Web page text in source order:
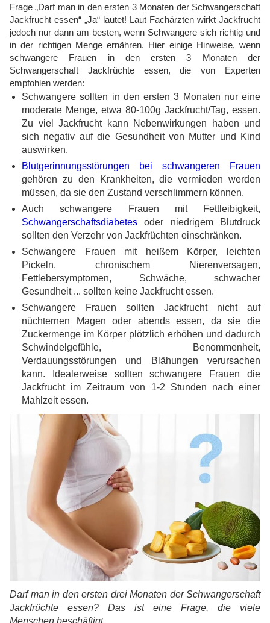
Frage „Darf man in den ersten 3 Monaten der Schwangerschaft
Jackfrucht essen“ „Ja“ lautet! Laut Fachärzten wirkt Jackfrucht
jedoch nur dann am besten, wenn Schwangere sich richtig und
in der richtigen Menge ernähren. Hier einige Hinweise, wenn
schwangere Frauen in den ersten 3 Monaten der
Schwangerschaft Jackfrüchte essen, die von Experten
empfohlen werden:
Schwangere sollten in den ersten 3 Monaten nur eine
moderate Menge, etwa 80-100g Jackfrucht/Tag, essen.
Zu viel Jackfrucht kann Nebenwirkungen haben und
sich negativ auf die Gesundheit von Mutter und Kind
auswirken.
Blutgerinnungsstörungen bei schwangeren Frauen
gehören zu den Krankheiten, die vermieden werden
müssen, da sie den Zustand verschlimmern können.
Auch schwangere Frauen mit Fettleibigkeit,
Schwangerschaftsdiabetes oder niedrigem Blutdruck
sollten den Verzehr von Jackfrüchten einschränken.
Schwangere Frauen mit heißem Körper, leichten
Pickeln, chronischem Nierenversagen,
Fettlebersymptomen, Schwäche, schwacher
Gesundheit ... sollten keine Jackfrucht essen.
Schwangere Frauen sollten Jackfrucht nicht auf
nüchternen Magen oder abends essen, da sie die
Zuckermenge im Körper plötzlich erhöhen und dadurch
Schwindelgefühle, Benommenheit,
Verdauungsstörungen und Blähungen verursachen
kann. Idealerweise sollten schwangere Frauen die
Jackfrucht im Zeitraum von 1-2 Stunden nach einer
Mahlzeit essen.
Darf man in den ersten drei Monaten der Schwangerschaft
Jackfrüchte essen? Das ist eine Frage, die viele
Menschen beschäftigt